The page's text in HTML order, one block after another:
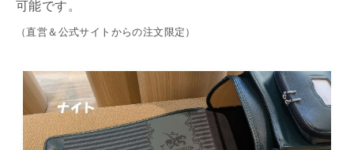
可能です。
（直営＆公式サイトからの注文限定）